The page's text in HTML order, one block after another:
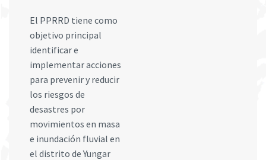
El PPRRD tiene como
objetivo principal
identificar e
implementar acciones
para prevenir y reducir
los riesgos de
desastres por
movimientos en masa
e inundación fluvial en
el distrito de Yungar